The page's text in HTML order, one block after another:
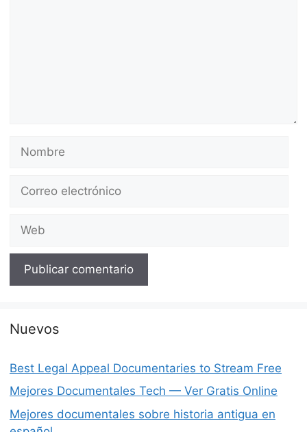
electrónico
Nuevos
Best Legal Appeal Documentaries to Stream Free
Mejores Documentales Tech — Ver Gratis Online
Mejores documentales sobre historia antigua en